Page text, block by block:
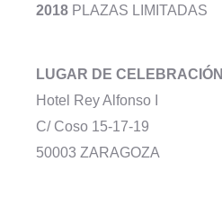
2018 PLAZAS LIMITADAS
LUGAR DE CELEBRACIÓN
Hotel Rey Alfonso I
C/ Coso 15-17-19
50003 ZARAGOZA